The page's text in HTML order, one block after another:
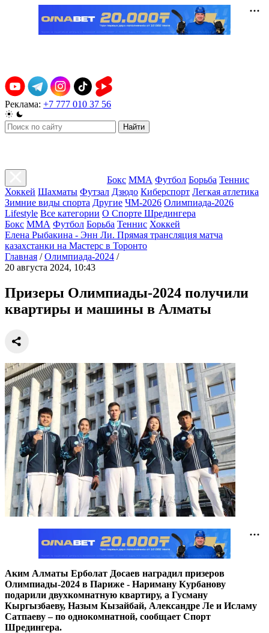
Реклама: +7 777 010 37 56
Найти
Бокс ММА Футбол Борьба Теннис
Хоккей Шахматы Футзал Дзюдо Киберспорт Легкая атлетика
Зимние виды спорта Другие ЧМ-2026 Олимпиада-2026
Lifestyle Все категории О Спорте Шредингера
Бокс ММА Футбол Борьба Теннис Хоккей
Елена Рыбакина - Энн Ли. Прямая трансляция матча
казахстанки на Мастерс в Торонто
Главная / Олимпиада-2024 /
20 августа 2024, 10:43
Призеры Олимпиады-2024 получили
квартиры и машины в Алматы
Аким Алматы Ерболат Досаев наградил призеров
Олимпиады-2024 в Париже - Нариману Курбанову
подарили двухкомнатную квартиру, а Гусману
Кыргызбаеву, Назым Кызайбай, Александре Ле и Исламу
Сатпаеву – по однокомнатной, сообщает Спорт
Шредингера.